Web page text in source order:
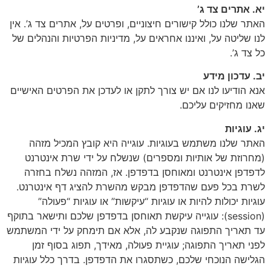
יא. אתרים צד ג’
האתר שלנו כולל קישורים חיצוניים, ופרטים על, אתרים צד ג’. אין
לנו שליטה על, ואיננו אחראים על, מדיניות הפרטיות והנהלים של
כל צד ג’.
יב. עדכון מידע
אנא הודיעו לנו אם יש צורך לתקן או לעדכן את הפרטים האישיים
שאנו מחזיקים עליכם.
יג. עוגיות
האתר שלנו משתמש בעוגיות. עוגייה היא קובץ המכיל מזהה
(מחרוזת של אותיות ומספרים) שנשלח על ידי שרת אינטרנט
לדפדפן אינטרנט ומאוחסן בדפדפן. אז, המזהה נשלח בחזרה
לשרת בכל פעם שהדפדפן מבקש מהשרת להציג דף אינטרנט.
עוגיות יכולות להיות או עוגיות “עיקשות” או עוגיות “פעולה”
(session): עוגייה עיקשת תאוחסן בדפדפן שלכם ותישאר בתוקף
עד תאריך התפוגה שנקבע לה, אלא אם תימחק על ידי המשתמש
לפני תאריך התפוגה; עוגיית פעולה, מאידך, תפוג בסוף זמן
הגלישה הנוכחי שלכם, כשתסגרו את הדפדפן. בדרך כלל עוגיות